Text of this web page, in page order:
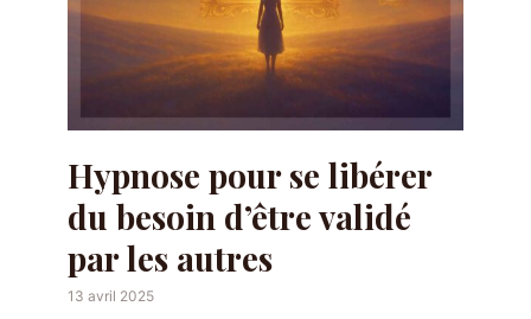
Hypnose pour se libérer
du besoin d’être validé
par les autres
13 avril 2025